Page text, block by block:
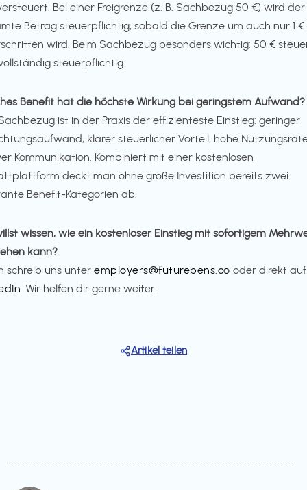
Bei einer Freigrenze (z. B. Sachbezug 50 €) wird der
Betrag steuerpflichtig, sobald die Grenze um auch nur 1 €
wird. Beim Sachbezug besonders wichtig: 50 €
steuerpflichtig.
Benefit hat die höchste Wirkung bei geringstem Aufwand?
ist in der Praxis der effizienteste Einstieg: geringer
klarer steuerlicher Vorteil, hohe
Kommunikation. Kombiniert mit einer kostenlosen
deckt man ohne große Investition bereits zwei
Benefit-Kategorien ab.
wissen, wie ein kostenloser Einstieg mit sofortigem
kann?
schreib uns unter employers@futurebens.co oder direkt auf
. Wir helfen dir gerne weiter.
Artikel teilen